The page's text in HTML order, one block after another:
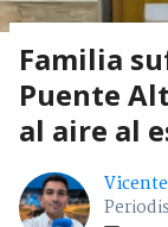
Familia
Puente
al aire al